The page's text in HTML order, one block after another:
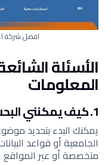
افضل شركة
الأسئلة
المعلومات
1. كيف يمكنني البحث عن مصادر المعلومات؟
يمكنك البدء بتحديد
الجامعية أو قواعد
متخصصة أو عبر المواقع